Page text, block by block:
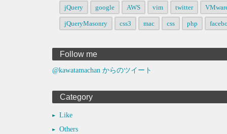
jQuery google AWS vim twitter
jQueryMasonry css3 mac css php
Follow me
@kawatamachan からのツイート
Category
Like
Others